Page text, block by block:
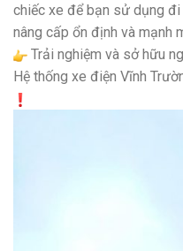
chiếc xe để bạn sử dụng
nâng cấp ổn định và mạnh
Trải nghiệm và sở hữu
Hệ thống xe điện Vĩnh